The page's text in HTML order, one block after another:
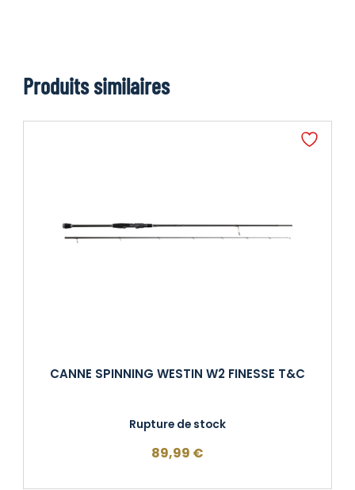
Produits similaires
CANNE SPINNING WESTIN W2 FINESSE T&C
Rupture de stock
89,99 €